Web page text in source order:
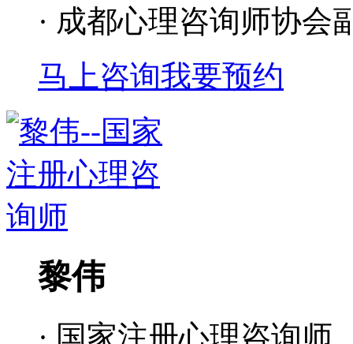
· 成都心理咨询师协会
马上咨询我要预约
黎伟
· 国家注册心理咨询师